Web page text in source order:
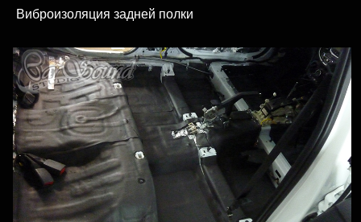
Виброизоляция задней полки